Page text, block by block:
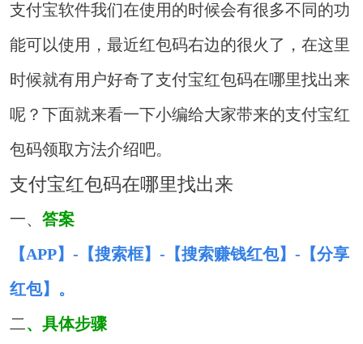
支付宝软件我们在使用的时候会有很多不同的功
能可以使用，最近红包码右边的很火了，在这里
时候就有用户好奇了支付宝红包码在哪里找出来
呢？下面就来看一下小编给大家带来的支付宝红
包码领取方法介绍吧。
支付宝红包码在哪里找出来
一、答案
【APP】-【搜索框】-【搜索赚钱红包】-【分享
红包】。
二、具体步骤